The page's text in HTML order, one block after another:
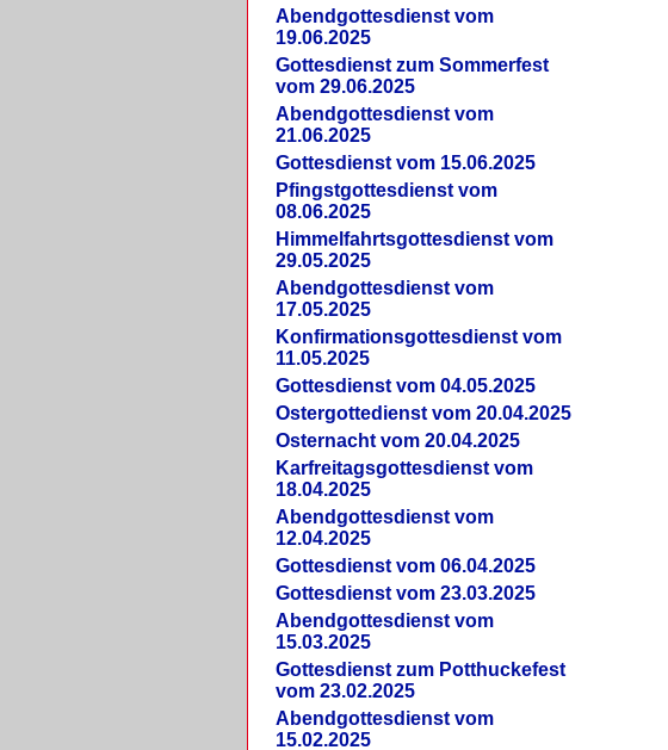
Abendgottesdienst vom
19.06.2025
Gottesdienst zum Sommerfest
vom 29.06.2025
Abendgottesdienst vom
21.06.2025
Gottesdienst vom 15.06.2025
Pfingstgottesdienst vom
08.06.2025
Himmelfahrtsgottesdienst vom
29.05.2025
Abendgottesdienst vom
17.05.2025
Konfirmationsgottesdienst vom
11.05.2025
Gottesdienst vom 04.05.2025
Ostergottedienst vom 20.04.2025
Osternacht vom 20.04.2025
Karfreitagsgottesdienst vom
18.04.2025
Abendgottesdienst vom
12.04.2025
Gottesdienst vom 06.04.2025
Gottesdienst vom 23.03.2025
Abendgottesdienst vom
15.03.2025
Gottesdienst zum Potthuckefest
vom 23.02.2025
Abendgottesdienst vom
15.02.2025